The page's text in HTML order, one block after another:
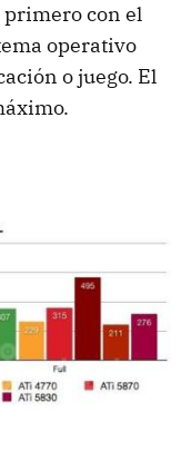
primero con el
operativo
o juego. El